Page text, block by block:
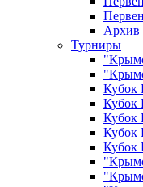
Турниры
Кубок
Кубок
Кубок
Кубок
Кубок